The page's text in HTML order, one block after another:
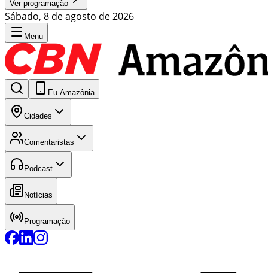
Ver programação
Sábado, 8 de agosto de 2026
Menu
Eu Amazônia
Cidades
Comentaristas
Podcast
Notícias
Programação